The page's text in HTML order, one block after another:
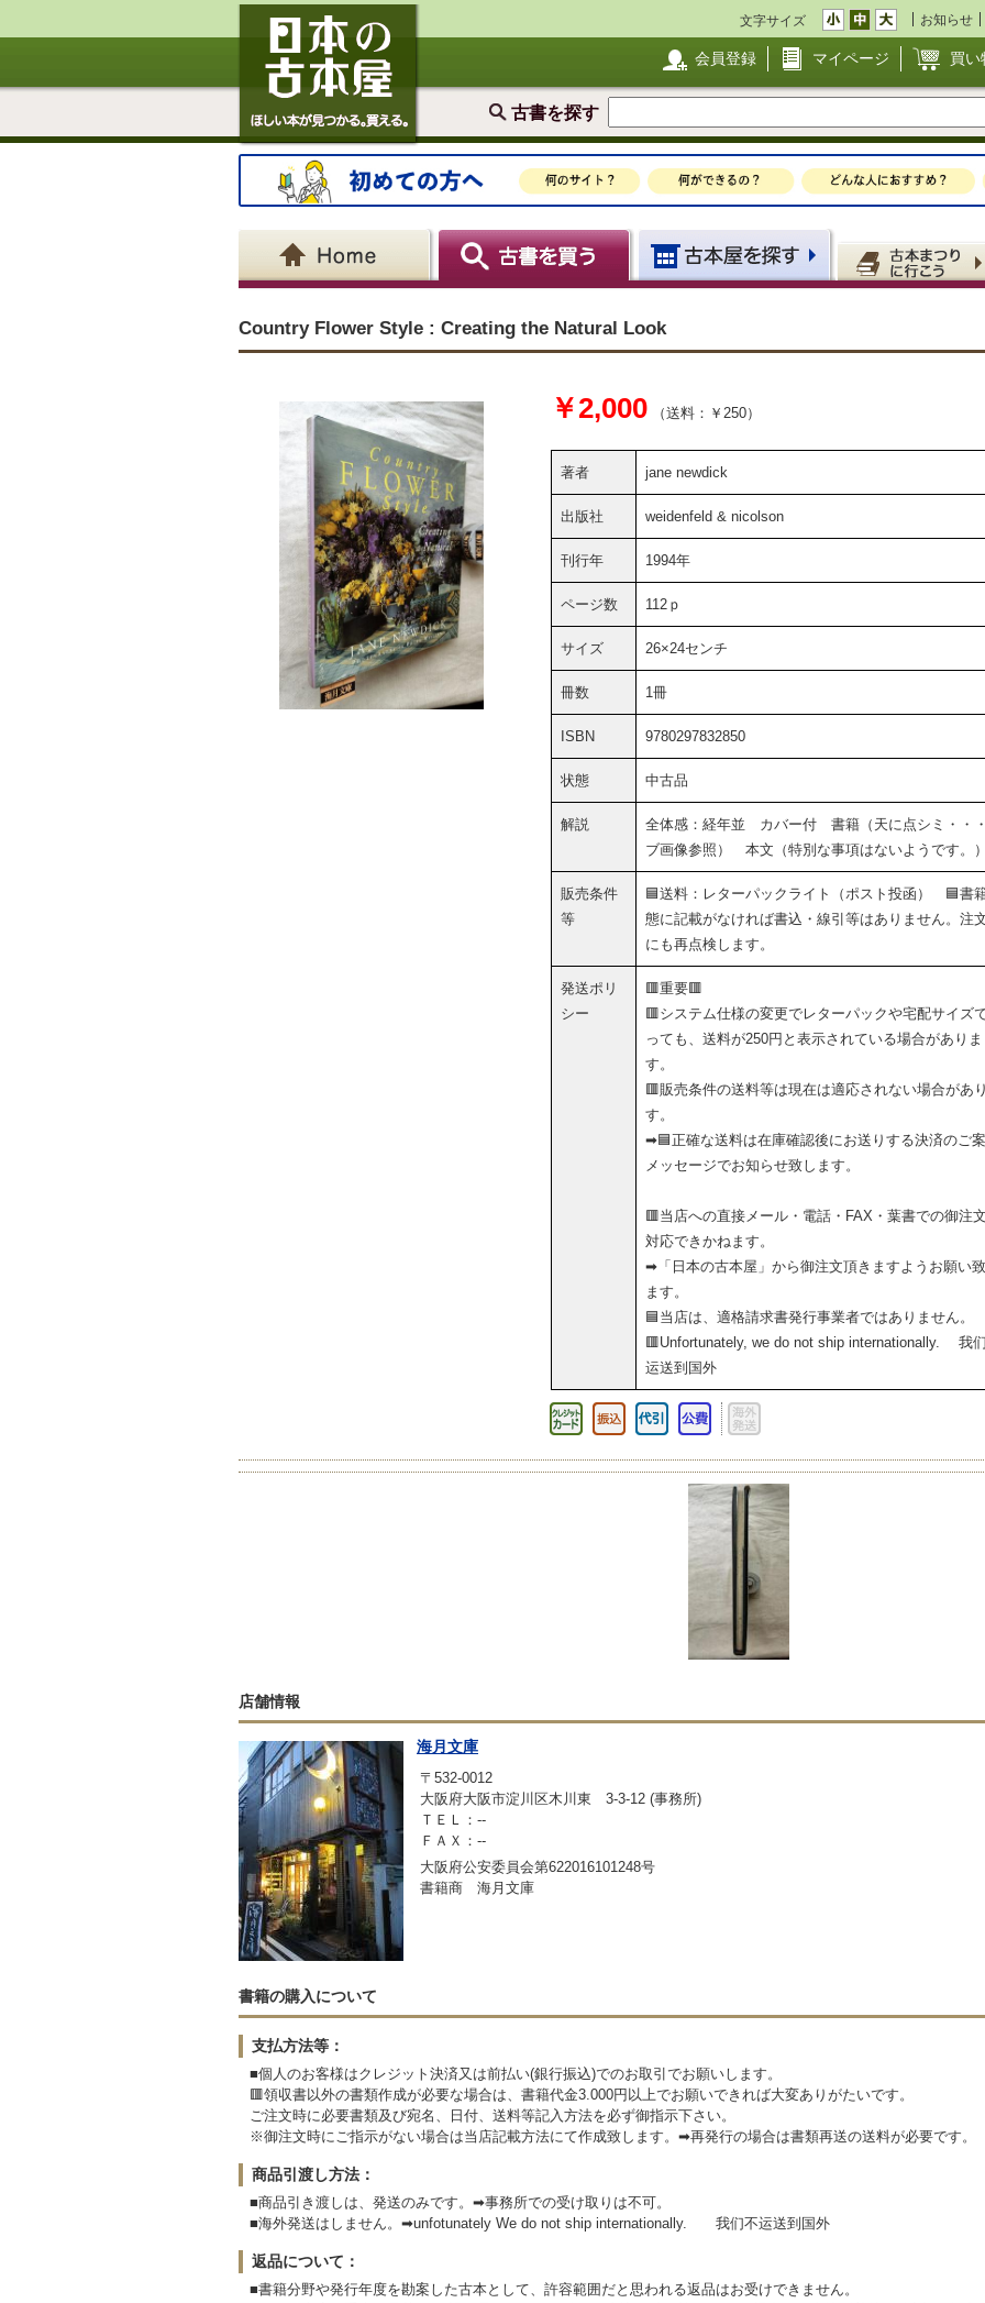
文字サイズ お知らせ
会員登録 マイページ 買い
古書を探す
Country Flower Style : Creating the Natural Look
￥2,000 （送料：￥250）
著者 jane newdick
出版社 weidenfeld & nicolson
刊行年 1994年
ページ数 112ｐ
サイズ 26×24センチ
冊数 1冊
ISBN 9780297832850
状態 中古品
解説
全体感：経年並 カバー付 書籍（天に点シミ・・
ブ画像参照） 本文（特別な事項はないようです。）
販売条件
等
🟦送料：レターパックライト（ポスト投函） 🟦書
態に記載がなければ書込・線引等はありません。注
にも再点検します。
発送ポリ
シー
🟥重要🟥
🟥システム仕様の変更でレターパックや宅配サイズ
っても、送料が250円と表示されている場合がありま
す。
🟥販売条件の送料等は現在は適応されない場合があ
す。
➡🟦正確な送料は在庫確認後にお送りする決済のご
メッセージでお知らせ致します。
🟥当店への直接メール・電話・FAX・葉書での御注
対応できかねます。
➡「日本の古本屋」から御注文頂きますようお願い
ます。
🟦当店は、適格請求書発行事業者ではありません。
🟥Unfortunately, we do not ship internationally. 我
运送到国外
店舗情報
海月文庫
〒532-0012
大阪府大阪市淀川区木川東 3-3-12 (事務所)
ＴＥＬ：--
ＦＡＸ：--
大阪府公安委員会第622016101248号
書籍商 海月文庫
書籍の購入について
支払方法等：
■個人のお客様はクレジット決済又は前払い(銀行振込)でのお取引でお願いします。
🟥領収書以外の書類作成が必要な場合は、書籍代金3.000円以上でお願いできれば大変ありがたいです。
ご注文時に必要書類及び宛名、日付、送料等記入方法を必ず御指示下さい。
※御注文時にご指示がない場合は当店記載方法にて作成致します。➡再発行の場合は書類再送の送料が必要です。
商品引渡し方法：
■商品引き渡しは、発送のみです。➡事務所での受け取りは不可。
■海外発送はしません。➡unfotunately We do not ship internationally. 我们不运送到国外
返品について：
■書籍分野や発行年度を勘案した古本として、許容範囲だと思われる返品はお受けできません。